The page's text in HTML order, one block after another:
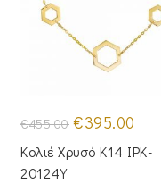
€455.00 Original
price
was:
€455.00.
€395.00
τιμή
είναι:
Κολιέ Χρυσό Κ14 IPK-
20124Y